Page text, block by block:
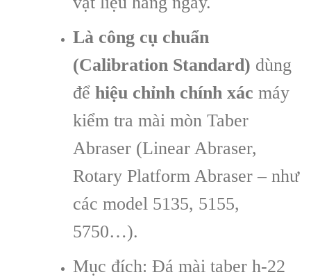
Là công cụ chuẩn
(Calibration Standard) dùng
để hiệu chỉnh chính xác máy
kiểm tra mài mòn Taber
Abraser (Linear Abraser,
Rotary Platform Abraser – như
các model 5135, 5155,
5750…).
Mục đích: Đá mài taber h-22